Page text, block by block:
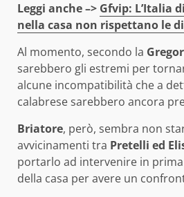
Leggi anche –> Gfvip: L’Italia
nella casa non rispettano le
Al momento, secondo la
sarebbero gli estremi per
alcune incompatibilità che a
calabrese sarebbero ancora
Briatore, però, sembra non
avvicinamenti tra Pretelli ed
portarlo ad intervenire in
della casa per avere un